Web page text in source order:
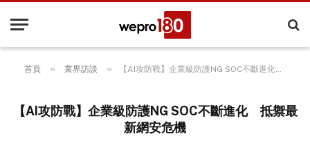
首頁 » 業界訪談 » 【AI攻防戰】企業級防護NG SOC不斷進化 抵禦最新網安危機
【AI攻防戰】企業級防護NG SOC不斷進化 抵禦最
新網安危機